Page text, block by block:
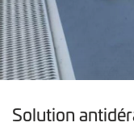
Solution